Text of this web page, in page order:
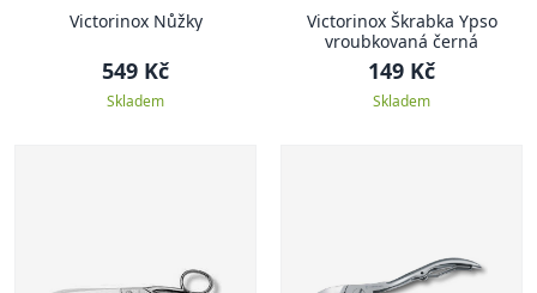
Victorinox Nůžky
549 Kč
Skladem
Victorinox Škrabka Ypso
vroubkovaná černá
149 Kč
Skladem